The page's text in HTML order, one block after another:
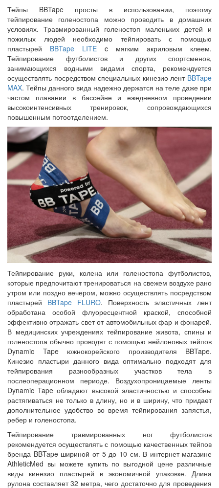
Тейпы BBTape просты в использовании, поэтому
тейпирование голеностопа можно проводить в домашних
условиях. Травмированный голеностоп маленьких детей и
пожилых людей необходимо тейпировать с помощью
пластырей BBTape LITE c мягким акриловым клеем.
Тейпирование футболистов и других спортсменов,
занимающихся водными видами спорта, рекомендуется
осуществлять посредством специальных кинезио лент BBTape
MAX. Тейпы данного вида надежно держатся на теле даже при
частом плавании в бассейне и ежедневном проведении
высокоинтенсивных тренировок, сопровождающихся
повышенным потоотделением.
Тейпирование руки, колена или голеностопа футболистов,
которые предпочитают тренироваться на свежем воздухе рано
утром или поздно вечером, можно осуществлять посредством
пластырей BBTape FLURO. Поверхность эластичных лент
обработана особой флуоресцентной краской, способной
эффективно отражать свет от автомобильных фар и фонарей.
В медицинских учреждениях тейпирование живота, спины и
голеностопа обычно проводят с помощью нейлоновых тейпов
Dynamic Tape южнокорейского производителя BBTape.
Кинезио пластыри данного вида оптимально подходят для
тейпирования разнообразных участков тела в
послеоперационном периоде. Воздухопроницаемые ленты
Dynamic Tape обладают высокой эластичностью и способны
растягиваться не только в длину, но и в ширину, что придает
дополнительное удобство во время тейпирования запястья,
ребер и голеностопа.
Тейпирование травмированных ног футболистов
рекомендуется осуществлять с помощью качественных тейпов
бренда BBTape шириной от 5 до 10 см. В интернет-магазине
AthleticMed вы можете купить по выгодной цене различные
виды кинезио пластырей в экономичной упаковке. Длина
рулона составляет 32 метра, чего достаточно для проведения